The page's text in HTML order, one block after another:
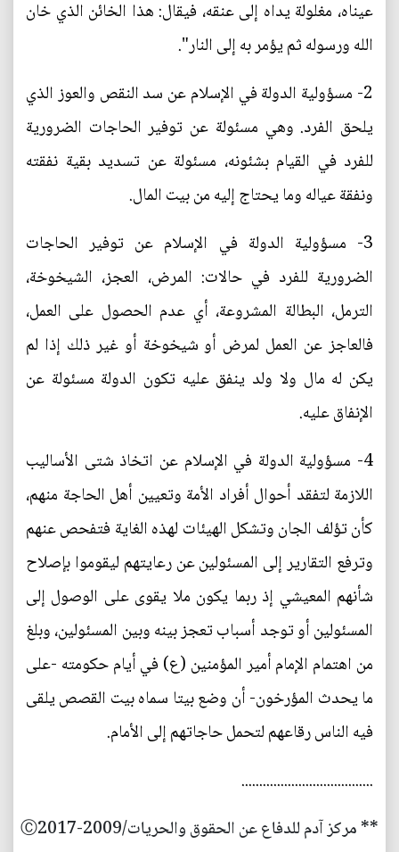
عيناه، مغلولة يداه إلى عنقه، فيقال: هذا الخائن الذي خان
الله ورسوله ثم يؤمر به إلى النار".
2- مسؤولية الدولة في الإسلام عن سد النقص والعوز الذي
يلحق الفرد. وهي مسئولة عن توفير الحاجات الضرورية
للفرد في القيام بشئونه، مسئولة عن تسديد بقية نفقته
ونفقة عياله وما يحتاج إليه من بيت المال.
3- مسؤولية الدولة في الإسلام عن توفير الحاجات
الضرورية للفرد في حالات: المرض، العجز، الشيخوخة،
الترمل، البطالة المشروعة، أي عدم الحصول على العمل،
فالعاجز عن العمل لمرض أو شيخوخة أو غير ذلك إذا لم
يكن له مال ولا ولد ينفق عليه تكون الدولة مسئولة عن
الإنفاق عليه.
4- مسؤولية الدولة في الإسلام عن اتخاذ شتى الأساليب
اللازمة لتفقد أحوال أفراد الأمة وتعيين أهل الحاجة منهم،
كأن تؤلف الجان وتشكل الهيئات لهذه الغاية فتفحص عنهم
وترفع التقارير إلى المسئولين عن رعايتهم ليقوموا بإصلاح
شأنهم المعيشي إذ ربما يكون ملا يقوى على الوصول إلى
المسئولين أو توجد أسباب تعجز بينه وبين المسئولين، وبلغ
من اهتمام الإمام أمير المؤمنين (ع) في أيام حكومته -على
ما يحدث المؤرخون- أن وضع بيتا سماه بيت القصص يلقى
فيه الناس رقاعهم لتحمل حاجاتهم إلى الأمام.
.....................................
** مركز آدم للدفاع عن الحقوق والحريات/2009-Ⓒ2017